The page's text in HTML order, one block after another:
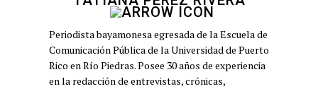
Periodista bayamonesa egresada de la Escuela de
Comunicación Pública de la Universidad de Puerto
Rico en Río Piedras. Posee 30 años de experiencia
en la redacción de entrevistas, crónicas,